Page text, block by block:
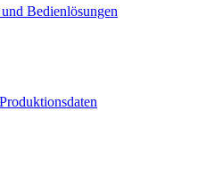
Bedienlösungen